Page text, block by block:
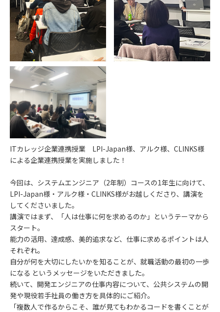
ITカレッジ企業連携授業 LPI-Japan様、アルク様、CLINKS様
による企業連携授業を実施しました！
今回は、システムエンジニア（2年制）コースの1年生に向けて、
LPI-Japan様・アルク様・CLINKS様がお越しくださり、講演を
してくださいました。
講演ではまず、「人は仕事に何を求めるのか」というテーマから
スタート。
能力の活用、達成感、美的追求など、仕事に求めるポイントは人
それぞれ。
自分が何を大切にしたいかを知ることが、就職活動の最初の一歩
になる というメッセージをいただきました。
続いて、開発エンジニアの仕事内容について、公共システムの開
発や現役若手社員の働き方を具体的にご紹介。
「複数人で作るからこそ、誰が見てもわかるコードを書くことが